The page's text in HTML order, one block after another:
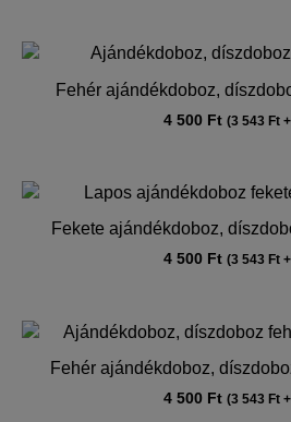
Fehér ajándékdoboz,
4 500 Ft (3 543 Ft
Fekete ajándékdoboz,
4 500 Ft (3 543 Ft
Fehér ajándékdoboz,
4 500 Ft (3 543 Ft